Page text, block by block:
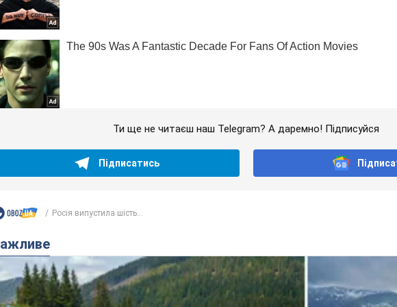
Ти ще не читаєш наш Telegram? А даремно! Підписуйся
Підписатись
Росія випустила шість...
Важливе